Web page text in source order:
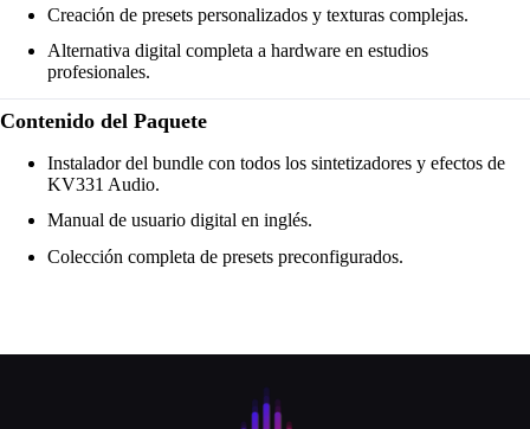
Creación de presets personalizados y texturas complejas.
Alternativa digital completa a hardware en estudios
profesionales.
Contenido del Paquete
Instalador del bundle con todos los sintetizadores y efectos de
KV331 Audio.
Manual de usuario digital en inglés.
Colección completa de presets preconfigurados.